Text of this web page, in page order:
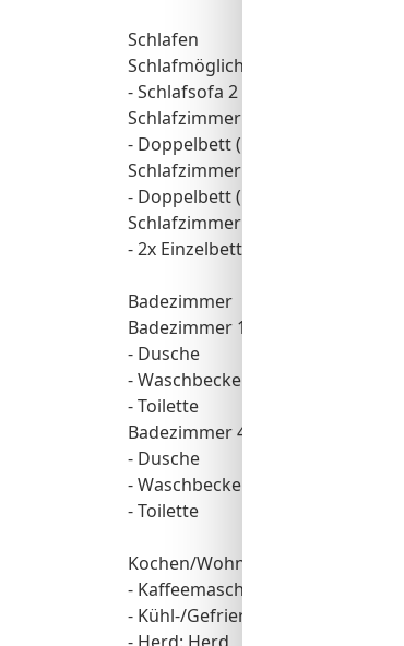
Schlafen
Schlafmöglichkeiten in der
- Schlafsofa 2 Personen
Schlafzimmer 1
- Doppelbett (1,80m Breite)
Schlafzimmer 4
- Doppelbett (1,80m Breite)
Schlafzimmer 7
- 2x Einzelbett
Badezimmer
Badezimmer 1
- Dusche
- Waschbecken
- Toilette
Badezimmer 4
- Dusche
- Waschbecken
- Toilette
Kochen/Wohnen
- Kaffeemaschine: Kaffeemaschine
- Kühl-/Gefrierschrank: